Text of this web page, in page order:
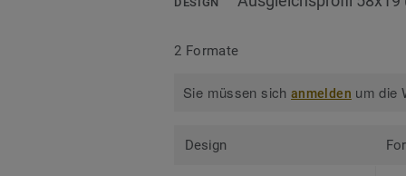
2 Formate
Sie müssen sichanmelden um die
Design